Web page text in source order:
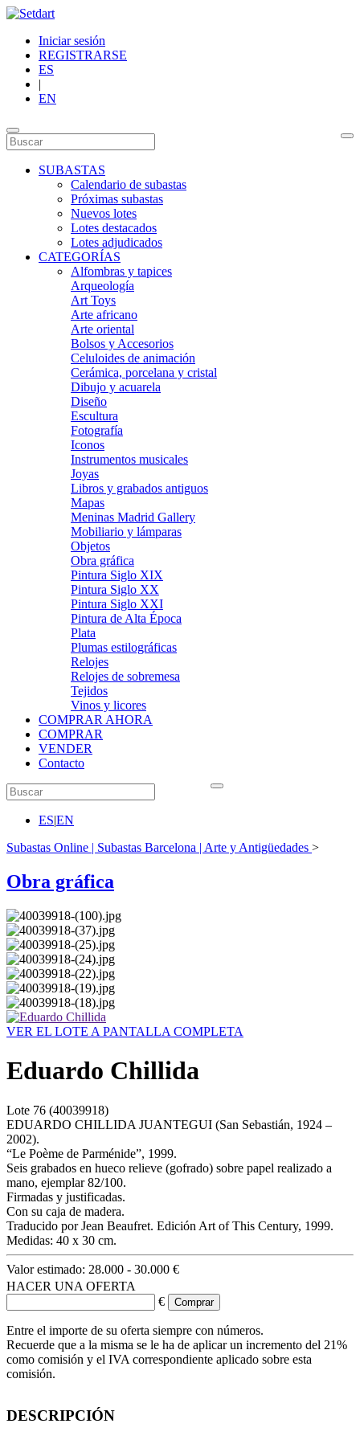
Iniciar sesión
REGISTRARSE
ES
|
EN
SUBASTAS
Calendario de subastas
Próximas subastas
Nuevos lotes
Lotes destacados
Lotes adjudicados
CATEGORÍAS
Alfombras y tapices
Arqueología
Art Toys
Arte africano
Arte oriental
Bolsos y Accesorios
Celuloides de animación
Cerámica, porcelana y cristal
Dibujo y acuarela
Diseño
Escultura
Fotografía
Iconos
Instrumentos musicales
Joyas
Libros y grabados antiguos
Mapas
Meninas Madrid Gallery
Mobiliario y lámparas
Objetos
Obra gráfica
Pintura Siglo XIX
Pintura Siglo XX
Pintura Siglo XXI
Pintura de Alta Época
Plata
Plumas estilográficas
Relojes
Relojes de sobremesa
Tejidos
Vinos y licores
COMPRAR AHORA
COMPRAR
VENDER
Contacto
ES|EN
Subastas Online | Subastas Barcelona | Arte y Antigüedades >
Obra gráfica
VER EL LOTE A PANTALLA COMPLETA
Eduardo Chillida
Lote 76 (40039918)
EDUARDO CHILLIDA JUANTEGUI (San Sebastián, 1924 –
2002).
“Le Poème de Parménide”, 1999.
Seis grabados en hueco relieve (gofrado) sobre papel realizado a
mano, ejemplar 82/100.
Firmadas y justificadas.
Con su caja de madera.
Traducido por Jean Beaufret. Edición Art of This Century, 1999.
Medidas: 40 x 30 cm.
Valor estimado: 28.000 - 30.000 €
HACER UNA OFERTA
€
Entre el importe de su oferta siempre con números.
Recuerde que a la misma se le ha de aplicar un incremento del 21%
como comisión y el IVA correspondiente aplicado sobre esta
comisión.
DESCRIPCIÓN